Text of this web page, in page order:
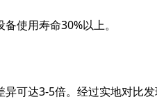
使用寿命30%以上。
可达3-5倍。经过实地对比发